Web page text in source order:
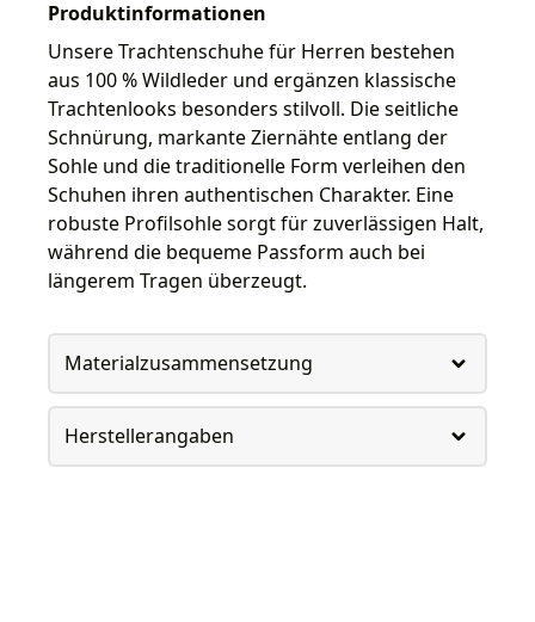
Produktinformationen
Unsere Trachtenschuhe für Herren bestehen
aus 100 % Wildleder und ergänzen klassische
Trachtenlooks besonders stilvoll. Die seitliche
Schnürung, markante Ziernähte entlang der
Sohle und die traditionelle Form verleihen den
Schuhen ihren authentischen Charakter. Eine
robuste Profilsohle sorgt für zuverlässigen Halt,
während die bequeme Passform auch bei
längerem Tragen überzeugt.
Materialzusammensetzung
Herstellerangaben